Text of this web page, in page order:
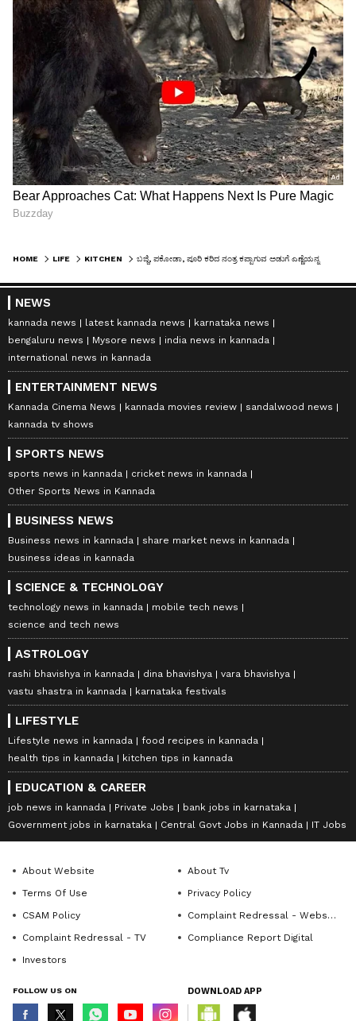
HOME LIFE KITCHEN
NEWS
kannada news latest kannada news
karnataka news
bengaluru news
Mysore news
india news in kannada
international news in kannada
ENTERTAINMENT NEWS
Kannada Cinema News kannada movies review
sandalwood news
kannada tv shows
SPORTS NEWS
sports news in kannada
cricket news in kannada
Other Sports News in Kannada
BUSINESS NEWS
Business news in kannada
share market news in kannada
business ideas in kannada
SCIENCE & TECHNOLOGY
technology news in kannada
mobile tech news
science and tech news
ASTROLOGY
rashi bhavishya in kannada dina bhavishya
vara bhavishya
vastu shastra in kannada
karnataka festivals
LIFESTYLE
Lifestyle news in kannada
food recipes in kannada
health tips in kannada
kitchen tips in kannada
EDUCATION & CAREER
job news in kannada Private Jobs
bank jobs in karnataka
Government jobs in karnataka
Central Govt Jobs in Kannada IT Jobs
About Website
About Tv
Terms Of Use
Privacy Policy
CSAM Policy
Complaint Redressal - Website
Complaint Redressal - TV
Compliance Report Digital
Investors
FOLLOW US ON DOWNLOAD APP